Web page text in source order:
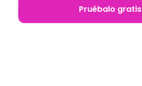
Pruébalo gratis